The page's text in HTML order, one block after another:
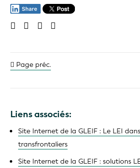
Page préc.
Liens associés:
Site Internet de la GLEIF : Le LEI
transfrontaliers
Site Internet de la GLEIF : solutions